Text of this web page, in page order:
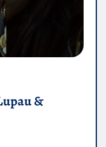
&